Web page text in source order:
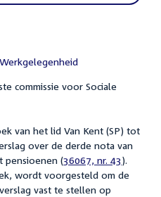
commissie voor Sociale
van het lid Van Kent (SP) tot
over de derde nota van
pensioenen (36067, nr. 43).
wordt voorgesteld om de
vast te stellen op